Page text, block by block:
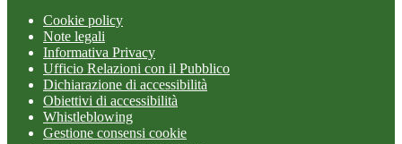
Cookie policy
Note legali
Informativa Privacy
Ufficio Relazioni con il Pubblico
Dichiarazione di accessibilità
Obiettivi di accessibilità
Whistleblowing
Gestione consensi cookie